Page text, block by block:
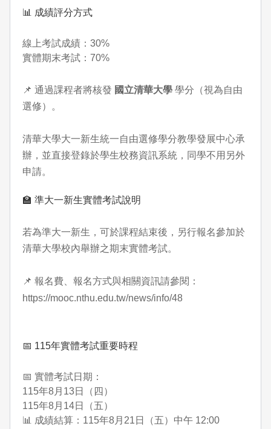
📊 成績評分方式
線上考試成績：30%
實體期末考試：70%
📌 通過課程者將核發 國立清華大學 學分（視為自由
選修）。
清華大學大一新生統一自由選修學分教學發展中心承
辦，並直接登錄於學生校務資訊系統，同學不用另外
申請。
🏫 準大一新生實體考試說明
若為準大一新生，可於課程結束後，另行報名參加於
清華大學校內舉辦之期末實體考試。
📌 報名費、報名方式與相關資訊請參閱：
https://mooc.nthu.edu.tw/news/info/48
📅 115年實體考試重要時程
📅 實體考試日期：
115年8月13日（四）
115年8月14日（五）
📊 成績結算：115年8月21日（五）中午 12:00